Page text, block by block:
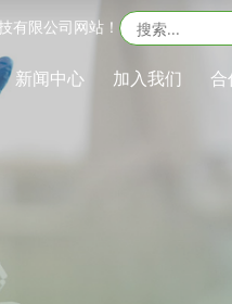
有限公司网站！
新闻中心 加入我们